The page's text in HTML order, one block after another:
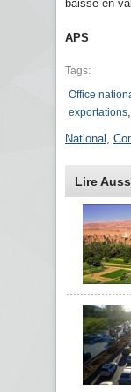
baisse en
APS
Tags:
Office
exportations
National
Lire